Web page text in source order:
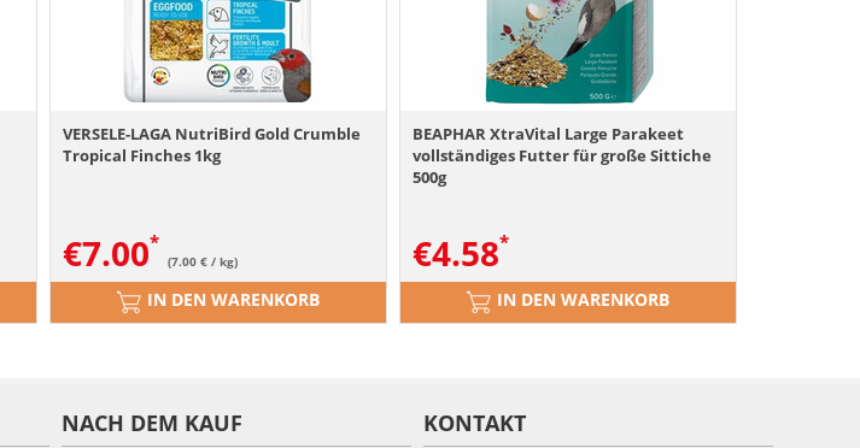
VERSELE-LAGA NutriBird Gold Crumble
Tropical Finches 1kg
€7.00 (7.00 € / kg)
IN DEN WARENKORB
BEAPHAR XtraVital Large Parakeet
vollständiges Futter für große Sittiche
500g
€4.58
IN DEN WARENKORB
NACH DEM KAUF KONTAKT